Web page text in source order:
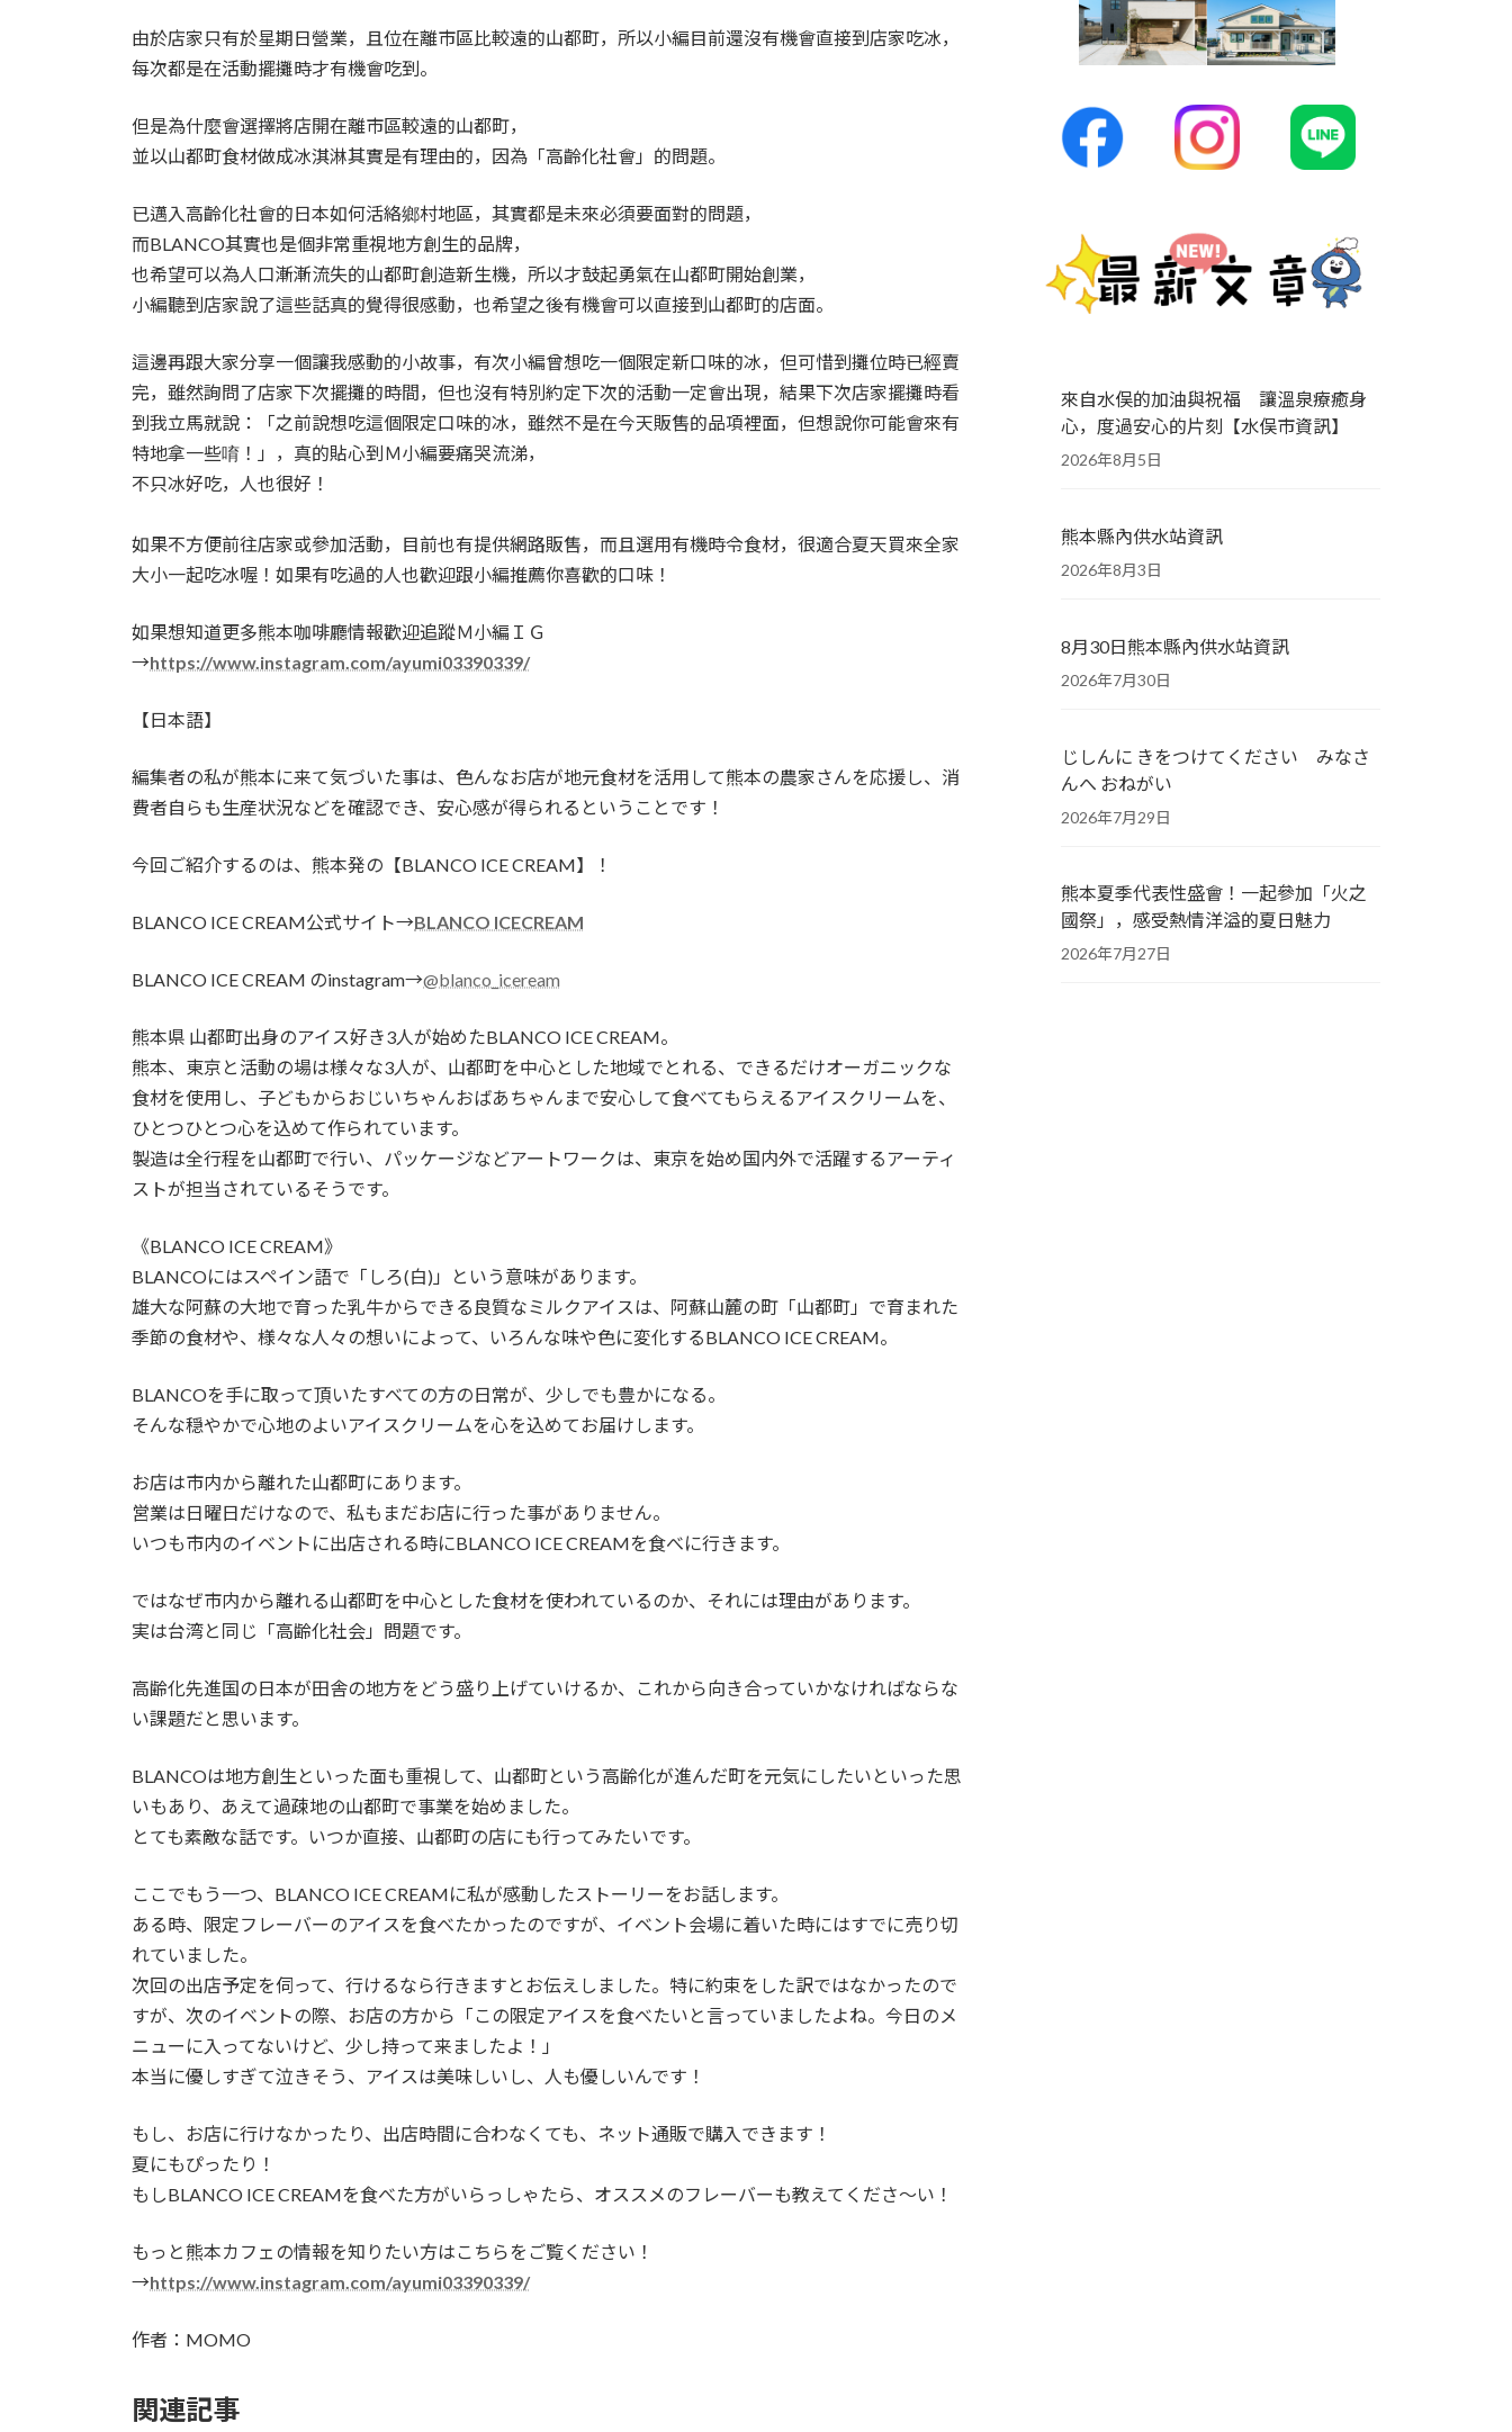
由於店家只有於星期日營業，且位在離市區比較遠的山都町，所以小編目前還沒有機會直接到店家吃冰，
每次都是在活動擺攤時才有機會吃到。
但是為什麼會選擇將店開在離市區較遠的山都町，
並以山都町食材做成冰淇淋其實是有理由的，因為「高齡化社會」的問題。
已邁入高齡化社會的日本如何活絡鄉村地區，其實都是未來必須要面對的問題，
而BLANCO其實也是個非常重視地方創生的品牌，
也希望可以為人口漸漸流失的山都町創造新生機，所以才鼓起勇氣在山都町開始創業，
小編聽到店家說了這些話真的覺得很感動，也希望之後有機會可以直接到山都町的店面。
這邊再跟大家分享一個讓我感動的小故事，有次小編曾想吃一個限定新口味的冰，但可惜到攤位時已經賣
完，雖然詢問了店家下次擺攤的時間，但也沒有特別約定下次的活動一定會出現，結果下次店家擺攤時看
到我立馬就說：「之前說想吃這個限定口味的冰，雖然不是在今天販售的品項裡面，但想說你可能會來有
特地拿一些唷！」，真的貼心到Ｍ小編要痛哭流涕，
不只冰好吃，人也很好！
如果不方便前往店家或參加活動，目前也有提供網路販售，而且選用有機時令食材，很適合夏天買來全家
大小一起吃冰喔！如果有吃過的人也歡迎跟小編推薦你喜歡的口味！
如果想知道更多熊本咖啡廳情報歡迎追蹤Ｍ小編ＩＧ
→https://www.instagram.com/ayumi03390339/
【日本語】
編集者の私が熊本に来て気づいた事は、色んなお店が地元食材を活用して熊本の農家さんを応援し、消
費者自らも生産状況などを確認でき、安心感が得られるということです！
今回ご紹介するのは、熊本発の【BLANCO ICE CREAM】！
BLANCO ICE CREAM公式サイト→BLANCO ICECREAM
BLANCO ICE CREAM のinstagram→@blanco_iceream
熊本県 山都町出身のアイス好き3人が始めたBLANCO ICE CREAM。
熊本、東京と活動の場は様々な3人が、山都町を中心とした地域でとれる、できるだけオーガニックな
食材を使用し、子どもからおじいちゃんおばあちゃんまで安心して食べてもらえるアイスクリームを、
ひとつひとつ心を込めて作られています。
製造は全行程を山都町で行い、パッケージなどアートワークは、東京を始め国内外で活躍するアーティ
ストが担当されているそうです。
《BLANCO ICE CREAM》
BLANCOにはスペイン語で「しろ(白)」という意味があります。
雄大な阿蘇の大地で育った乳牛からできる良質なミルクアイスは、阿蘇山麓の町「山都町」で育まれた
季節の食材や、様々な人々の想いによって、いろんな味や色に変化するBLANCO ICE CREAM。
BLANCOを手に取って頂いたすべての方の日常が、少しでも豊かになる。
そんな穏やかで心地のよいアイスクリームを心を込めてお届けします。
お店は市内から離れた山都町にあります。
営業は日曜日だけなので、私もまだお店に行った事がありません。
いつも市内のイベントに出店される時にBLANCO ICE CREAMを食べに行きます。
ではなぜ市内から離れる山都町を中心とした食材を使われているのか、それには理由があります。
実は台湾と同じ「高齢化社会」問題です。
高齢化先進国の日本が田舎の地方をどう盛り上げていけるか、これから向き合っていかなければならな
い課題だと思います。
BLANCOは地方創生といった面も重視して、山都町という高齢化が進んだ町を元気にしたいといった思
いもあり、あえて過疎地の山都町で事業を始めました。
とても素敵な話です。いつか直接、山都町の店にも行ってみたいです。
ここでもう一つ、BLANCO ICE CREAMに私が感動したストーリーをお話します。
ある時、限定フレーバーのアイスを食べたかったのですが、イベント会場に着いた時にはすでに売り切
れていました。
次回の出店予定を伺って、行けるなら行きますとお伝えしました。特に約束をした訳ではなかったので
すが、次のイベントの際、お店の方から「この限定アイスを食べたいと言っていましたよね。今日のメ
ニューに入ってないけど、少し持って来ましたよ！」
本当に優しすぎて泣きそう、アイスは美味しいし、人も優しいんです！
もし、お店に行けなかったり、出店時間に合わなくても、ネット通販で購入できます！
夏にもぴったり！
もしBLANCO ICE CREAMを食べた方がいらっしゃたら、オススメのフレーバーも教えてくださ～い！
もっと熊本カフェの情報を知りたい方はこちらをご覧ください！
→https://www.instagram.com/ayumi03390339/
作者：MOMO
関連記事
來自水俣的加油與祝福 讓溫泉療癒身
心，度過安心的片刻【水俣市資訊】
2026年8月5日
熊本縣內供水站資訊
2026年8月3日
8月30日熊本縣內供水站資訊
2026年7月30日
じしんに きをつけてください みなさ
んへ おねがい
2026年7月29日
熊本夏季代表性盛會！一起參加「火之
國祭」，感受熱情洋溢的夏日魅力
2026年7月27日